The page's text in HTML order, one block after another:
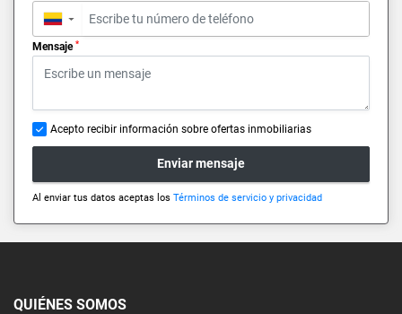
▼
Mensaje *
Acepto recibir información sobre ofertas inmobiliarias
Enviar mensaje
Al enviar tus datos aceptas los Términos de servicio y privacidad
QUIÉNES SOMOS